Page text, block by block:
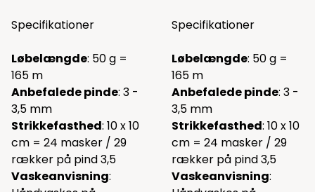
Specifikationer
Løbelængde: 50 g =
165 m
Anbefalede pinde: 3 -
3,5 mm
Strikkefasthed: 10 x 10
cm = 24 masker / 29
rækker på pind 3,5
Vaskeanvisning:
Specifikationer
Løbelængde: 50 g =
165 m
Anbefalede pinde: 3 -
3,5 mm
Strikkefasthed: 10 x 10
cm = 24 masker / 29
rækker på pind 3,5
Vaskeanvisning: